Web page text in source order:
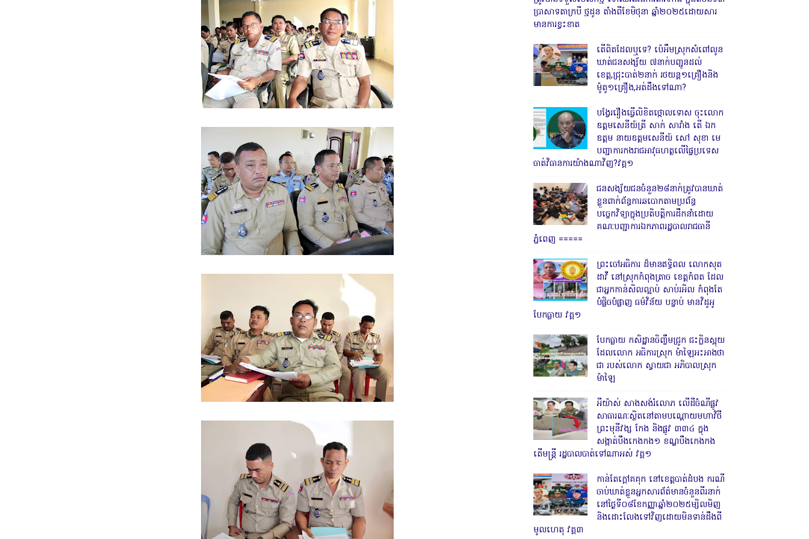
ប្រាសាទតាក្របី ថ្មដូន តាំងពីខែមិថុនា ឆ្នាំ២០២៥ដោយសារ
មានការខ្វះខាត
តើពិតដែលឬទេ? ប៉េអឹមស្រុកសំពៅលូន
ឃាត់ជនសង្ស័យ ៧នាក់បញ្ជូនដល់
ខេត្ត,ជ្រុះបាត់២នាក់ រថយន្ត១គ្រឿងនិង
ម៉ូតូ១គ្រឿង,អត់ដឹងទៅណា?
បង្វែររឿងធ្វើលិខិតថ្កោលទោស ចុះលោក
ឧត្តមសេនីយ៍ត្រី សាក់ សារាំង តើ ឯក
ឧត្តម នាយឧត្តមសេនីយ៍ សៅ សុខា មេ
បញ្ជាការកងរាជអាវុធហត្ថលើផ្ទៃប្រទេស
ចាត់វិធានការយ៉ាងណាវិញ?វគ្គ១
ជនសង្ស័យជនចំនួន២៨នាក់ត្រូវបានឃាត់
ខ្លួនពាក់ព័ន្ធការឆបោកតាមប្រព័ន្ធ
បច្ចេកវិទ្យាក្នុងប្រតិបត្តិការដឹកនាំដោយ
គណៈបញ្ជាការឯកភាពរដ្ឋបាលរាជធានី
ភ្នំពេញ ‎=====
ព្រះចៅអធិការ ដ៏មានឥទ្ធិពល លោកសុត
ដាវី នៅស្រុកកំពុងត្រាច ខេត្តកំពត ដែល
ជាអ្នកកាន់សិលល្អាប់ សាប់រអិល កំពុងតែ
បំផ្លិចបំផ្លាញ ធម៌វិន័យ បន្ទាប់ មានវិដូអូ
បែកធ្លាយ វគ្គ១
បែកធ្លាយ កសិដ្ឋានចិញ្ចឹមជ្រូក ជះក្លិនស្អុយ
ដែលលោក អធិការស្រុក ម៉ាឡៃអះអាងថា
ជា របស់លោក ស្វាយជា អភិបាលស្រុក
ម៉ាឡៃ
អីយ៉ាស់ សាងសង់រំលោភ លើដីចំណីផ្លូវ
សាធារណៈស្ថិតនៅតាមបណ្ដោយមហាវិថី
ព្រះមុនីវង្ស កែង និងផ្លូវ ៣៣៤ ក្នុង
សង្កាត់បឹងកេងកង១ ខណ្ឌបឹងកេងកង
តើមន្ត្រី រដ្ឋបាលបាត់ទៅណាអស់ វគ្គ១
កាន់តែក្តៅគគុក នៅខេត្តបាត់ដំបង ករណី
ចាប់ឃាត់ខ្លួនអ្នកសារព័ត៌មានចំនួនពីរនាក់
នៅថ្ងៃទី០៨ខែកញ្ញាឆ្នាំ២០២៥ម្សិលមិញ
និងដោះលែងទៅវិញដោយមិនទាន់ដឹងពី
មូលហេតុ វគ្គ៣